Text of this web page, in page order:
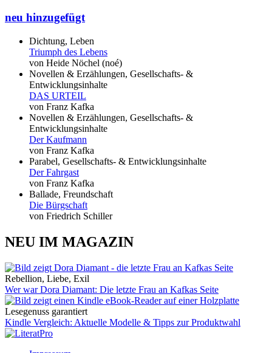
neu hinzugefügt
Dichtung, Leben
Triumph des Lebens
von Heide Nöchel (noé)
Novellen & Erzählungen, Gesellschafts- &
Entwicklungsinhalte
DAS URTEIL
von Franz Kafka
Novellen & Erzählungen, Gesellschafts- &
Entwicklungsinhalte
Der Kaufmann
von Franz Kafka
Parabel, Gesellschafts- & Entwicklungsinhalte
Der Fahrgast
von Franz Kafka
Ballade, Freundschaft
Die Bürgschaft
von Friedrich Schiller
NEU IM MAGAZIN
Rebellion, Liebe, Exil
Wer war Dora Diamant: Die letzte Frau an Kafkas Seite
Lesegenuss garantiert
Kindle Vergleich: Aktuelle Modelle & Tipps zur Produktwahl